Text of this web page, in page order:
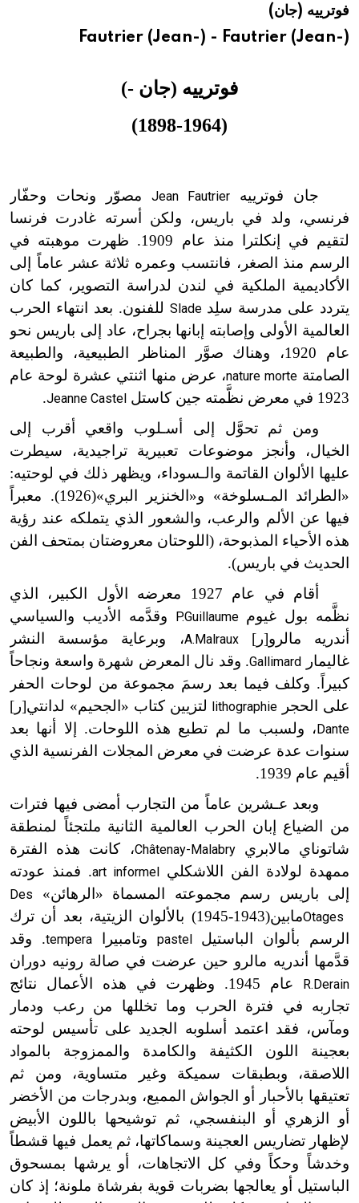
هيئة الموسوعة العربية تطلق موسوعات جديدة في عام 2026فوترييه (جان)
Fautrier (Jean-) - Fautrier (Jean-)
فوترييه (جان -)
(1898-1964)
جان فوترييه Jean Fautrierمصوّر ونحات وحفّار
فرنسي، ولد في باريس، ولكن أسرته غادرت فرنسا
لتقيم في إنكلترا منذ عام 1909. ظهرت موهبته في
الرسم منذ الصغر، فانتسب وعمره ثلاثة عشر عاماً إلى
الأكاديمية الملكية في لندن لدراسة التصوير، كما كان
يتردد على مدرسة سلِدSlade للفنون. بعد انتهاء الحرب
العالمية الأولى وإصابته إبانها بجراح، عاد إلى باريس نحو
عام 1920، وهناك صوَّر المناظر الطبيعية، والطبيعة
الصامتة nature morte، عرض منها اثنتي عشرة لوحة عام
1923 في معرض نظَّمته جين كاستل
Jeanne Castel
.
ومن ثم تحوَّل إلى أسـلوب واقعي أقرب إلى
الخيال، وأنجز موضوعات تعبيرية تراجيدية، سيطرت
عليها الألوان القاتمة والـسوداء، ويظهر ذلك في لوحتيه:
«الطرائد
المـسلوخة» و«الخنزير البري»
(1926). معبراً
فيها عن الألم والرعب، والشعور الذي يتملكه عند رؤية
هذه الأحياء المذبوحة، (اللوحتان معروضتان بمتحف الفن
الحديث في باريس).
أقام في عام 1927 معرضه الأول الكبير، الذي
نظَّمه بول غيومP.Guillaume
وقدَّمه الأديب والسياسي
أندريه مالرو[ر]A.Malraux، وبرعاية مؤسسة النشر
غاليمار
Gallimard. وقد نال المعرض شهرة واسعة ونجاحاً
كبيراً. وكلف فيما بعد رسمَ مجموعة من لوحات الحفر
على الحجر lithographie لتزيين كتاب «الجحيم» لدانتي[ر]
Dante ، ولسبب ما لم تطبع هذه اللوحات. إلا أنها بعد
سنوات عدة عرضت في معرض المجلات الفرنسية الذي
أقيم عام 1939.
وبعد عـشرين عاماً من التجارب أمضى فيها فترات
من الضياع إبان الحرب العالمية الثانية ملتجئاً لمنطقة
شاتوناي مالابريChâtenay-Malabry، كانت هذه الفترة
ممهدة لولادة الفن اللاشكلي
art informel. فمنذ عودته
إلى باريس رسم مجموعته المسماة «الرهائن»
Des
Otagesمابين(1943-
1945) بالألوان الزيتية، بعد أن ترك
الرسم بألوان الباستيلpastel وتامبيراtempera. وقد
قدَّمها أندريه مالرو حين عرضت في صالة رونيه دوران
R.Derain
عام 1945. وظهرت في هذه الأعمال نتائج
تجاربه في فترة الحرب وما تخللها من رعب ودمار
ومآس، فقد اعتمد أسلوبه الجديد على تأسيس لوحته
بعجينة اللون الكثيفة والكامدة والممزوجة بالمواد
اللاصقة، وبطبقات سميكة وغير متساوية، ومن ثم
تعتيقها بالأحبار أو الجواش المميع، وبدرجات من الأخضر
أو الزهري أو البنفسجي، ثم توشيحها باللون الأبيض
لإظهار تضاريس العجينة وسماكاتها، ثم يعمل فيها قشطاً
وخدشاً وحكاً وفي كل الاتجاهات، أو يرشها بمسحوق
الباستيل أو يعالجها بضربات قوية بفرشاة ملونة؛ إذ كان